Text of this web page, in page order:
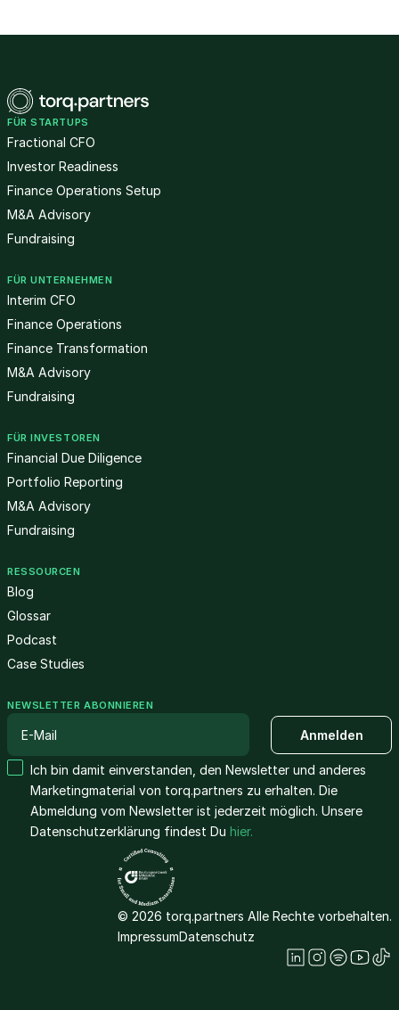
FÜR STARTUPS
Fractional CFO
Investor Readiness
Finance Operations Setup
M&A Advisory
Fundraising
FÜR UNTERNEHMEN
Interim CFO
Finance Operations
Finance Transformation
M&A Advisory
Fundraising
FÜR INVESTOREN
Financial Due Diligence
Portfolio Reporting
M&A Advisory
Fundraising
RESSOURCEN
Blog
Glossar
Podcast
Case Studies
NEWSLETTER ABONNIEREN
Ich bin damit einverstanden, den Newsletter und anderes
Marketingmaterial von torq.partners zu erhalten. Die
Abmeldung vom Newsletter ist jederzeit möglich. Unsere
Datenschutzerklärung findest Du hier.
© 2026 torq.partners Alle Rechte vorbehalten.
ImpressumDatenschutz